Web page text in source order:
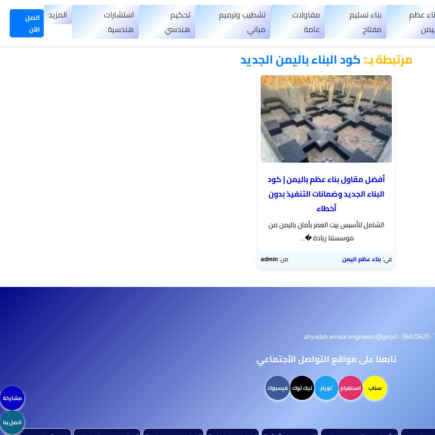
عظم
بناء تسليم
مفتاح
مقاولات
عامة
تشطيب وترميم
مباني
تحكيم
هندسي
استشارات
هندسية
المزيد
اتصل
الآن
مرتبطة بـ:كود البناء باليمن الجديد
أفضل مقاول بناء عظم باليمن | كود
البناء الجديد وضمانات التنفيذ بدون
أخطاء
الشامل لتأسيس بيت العمر بأمان باليمن من
موسستنا ريادة �...
في: بناء عظم اليمن من:admin
تابعنا على مواقع التواصل الأجتماعي
سناب انستغرام تويتر تيك توك فيسبوك
مشاركة
اتصل بنا